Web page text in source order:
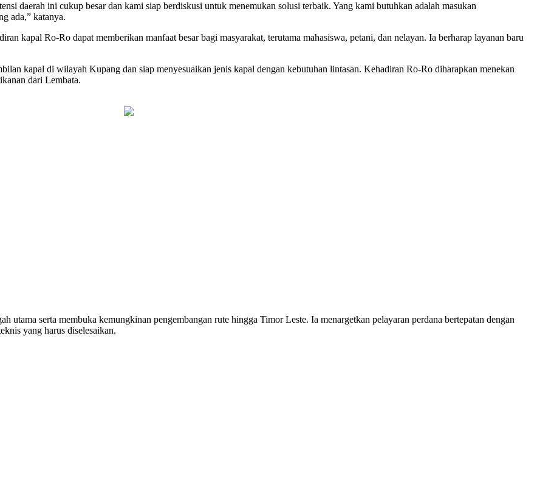
daerah ini cukup besar dan kami siap berdiskusi untuk menemukan solusi terbaik. Yang kami butuhkan adalah masukan
ada,” katanya.
kapal Ro-Ro dapat memberikan manfaat besar bagi masyarakat, terutama mahasiswa, petani, dan nelayan. Ia berharap layanan baru
kapal di wilayah Kupang dan siap menyesuaikan jenis kapal dengan kebutuhan lintasan. Kehadiran Ro-Ro diharapkan menekan
dari Lembata.
utama serta membuka kemungkinan pengembangan rute hingga Timor Leste. Ia menargetkan pelayaran perdana bertepatan dengan
yang harus diselesaikan.